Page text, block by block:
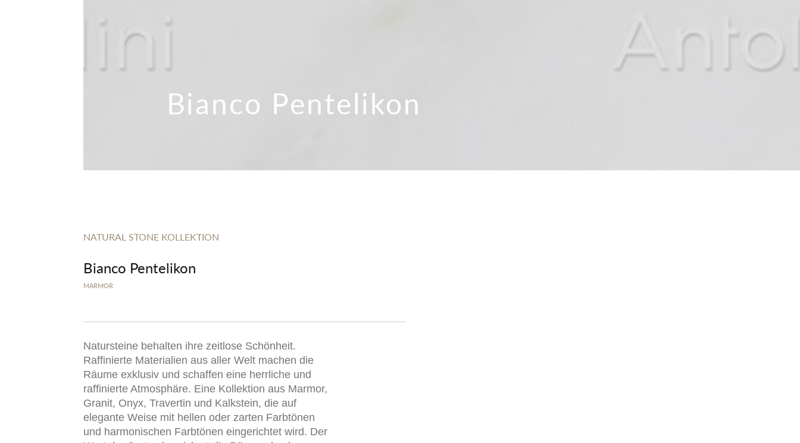
Bianco Pentelikon
NATURAL STONE KOLLEKTION
Bianco Pentelikon
MARMOR
Natursteine behalten ihre zeitlose Schönheit.
Raffinierte Materialien aus aller Welt machen die
Räume exklusiv und schaffen eine herrliche und
raffinierte Atmosphäre. Eine Kollektion aus Marmor,
Granit, Onyx, Travertin und Kalkstein, die auf
elegante Weise mit hellen oder zarten Farbtönen
und harmonischen Farbtönen eingerichtet wird. Der